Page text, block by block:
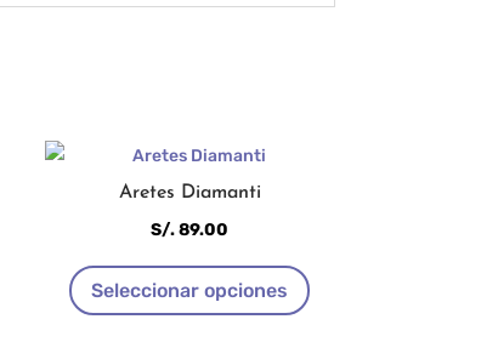
Aretes Diamanti
S/.89.00
Seleccionar opciones
producto